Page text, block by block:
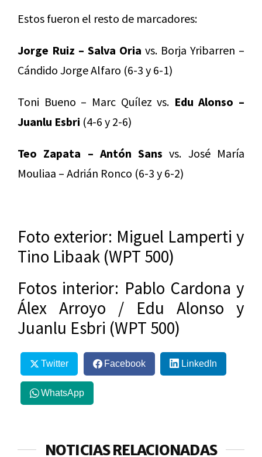
Estos fueron el resto de marcadores:
Jorge Ruiz – Salva Oria vs. Borja Yribarren –
Cándido Jorge Alfaro (6-3 y 6-1)
Toni Bueno – Marc Quílez vs. Edu Alonso –
Juanlu Esbri (4-6 y 2-6)
Teo Zapata – Antón Sans vs. José María
Mouliaa – Adrián Ronco (6-3 y 6-2)
Foto exterior: Miguel Lamperti y
Tino Libaak (WPT 500)
Fotos interior: Pablo Cardona y
Álex Arroyo / Edu Alonso y
Juanlu Esbri (WPT 500)
Twitter Facebook LinkedIn
WhatsApp
NOTICIAS RELACIONADAS